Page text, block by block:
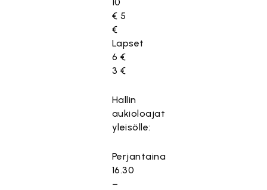
€ 5
€
Lapset
6 €
3 €
Hallin
aukioloajat
yleisölle:
Perjantaina
16.30
–